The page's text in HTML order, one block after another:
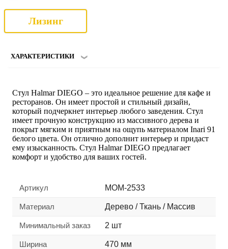
Лизинг
ХАРАКТЕРИСТИКИ
Стул Halmar DIEGO – это идеальное решение для кафе и
ресторанов. Он имеет простой и стильный дизайн,
который подчеркнет интерьер любого заведения. Стул
имеет прочную конструкцию из массивного дерева и
покрыт мягким и приятным на ощупь материалом Inari 91
белого цвета. Он отлично дополнит интерьер и придаст
ему изысканность. Стул Halmar DIEGO предлагает
комфорт и удобство для ваших гостей.
Артикул MOM-2533
Материал Дерево / Ткань / Массив
Минимальный заказ 2 шт
Ширина 470 мм